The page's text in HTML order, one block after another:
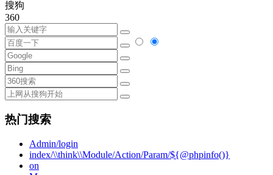
搜狗
360
热门搜索
Admin/login
index/\\think\\Module/Action/Param/${@phpinfo()}
on